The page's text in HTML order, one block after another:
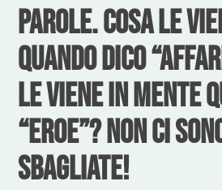
parole. Cosa le
quando dico
le viene in mente
“eroe”? Non ci
sbagliate!